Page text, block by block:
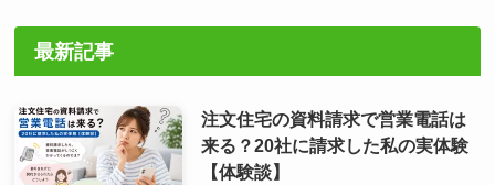
最新記事
注文住宅の資料請求で営業電話は
来る？20社に請求した私の実体験
【体験談】